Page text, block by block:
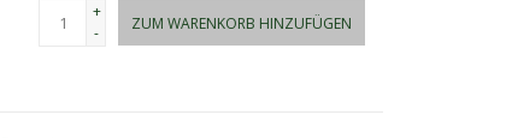
+
-
ZUM WARENKORB HINZUFÜGEN